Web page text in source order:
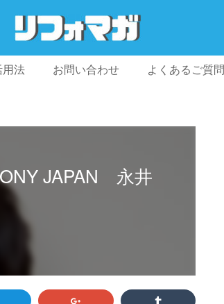
用法 お問い合わせ よくあるご質問
JAPAN 永井